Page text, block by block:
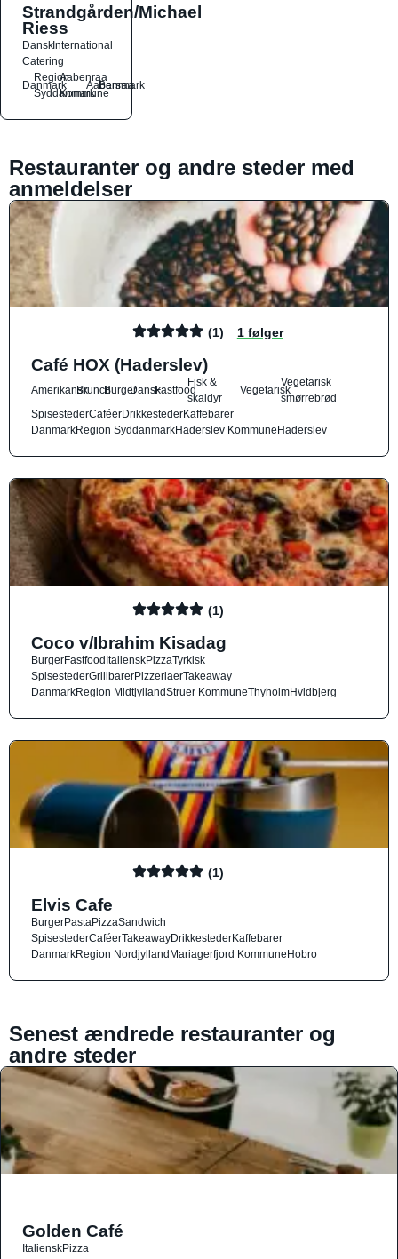
Strandgården/Michael
Riess
DanskInternational
Catering
Danmark
Region
Syddanmark
Aabenraa
Kommune
Aabenraa
Barsmark
Restauranter og andre steder med
anmeldelser
(1) 1 følger
Café HOX (Haderslev)
AmerikanskBrunchBurgerDanskFastfood
Fisk &
skaldyr
Vegetarisk
Vegetarisk
smørrebrød
SpisestederCaféerDrikkestederKaffebarer
DanmarkRegion SyddanmarkHaderslev KommuneHaderslev
(1)
Coco v/Ibrahim Kisadag
BurgerFastfoodItalienskPizzaTyrkisk
SpisestederGrillbarerPizzeriaerTakeaway
DanmarkRegion MidtjyllandStruer KommuneThyholmHvidbjerg
(1)
Elvis Cafe
BurgerPastaPizzaSandwich
SpisestederCaféerTakeawayDrikkestederKaffebarer
DanmarkRegion NordjyllandMariagerfjord KommuneHobro
Senest ændrede restauranter og
andre steder
Golden Café
ItalienskPizza